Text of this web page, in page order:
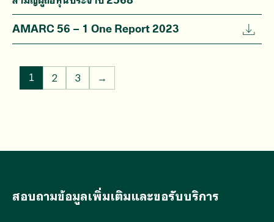
AMARC 56 – 1 One Report 2023
1 2 3 →
สอบถามข้อมูลเพิ่มเติมและขอรับบริการ